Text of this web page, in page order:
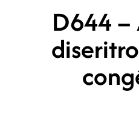
D644 –